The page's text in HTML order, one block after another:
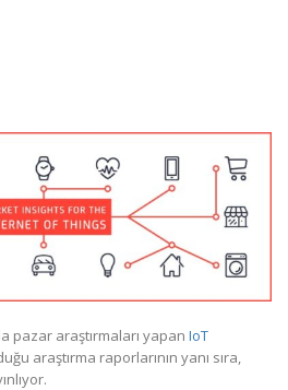
pazar araştırmaları yapan IoT
araştırma raporlarının yanı sıra,